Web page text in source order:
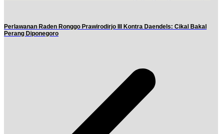
Perlawanan Raden Ronggo Prawirodirjo III Kontra Daendels: Cikal Bakal
Perang Diponegoro